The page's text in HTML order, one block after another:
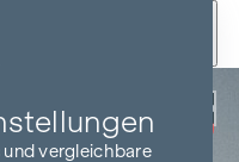
PROVISIONSFREI
BIS BAUBEGINN
und vergleichbare